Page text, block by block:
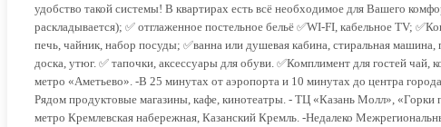
удобство такой системы! В квартирах есть всё необходимое для Вашего
раскладывается); ✅ отглаженное постельное бельё ✅WI-FI, кабельное TV;
печь, чайник, набор посуды; ✅ванна или душевая кабина, стиральная
доска, утюг. ✅ тапочки, аксессуары для обуви. ✅Комплимент для гостей
метро «Аметьево». -В 25 минутах от аэропорта и 10 минутах до центра
Рядом продуктовые магазины, кафе, кинотеатры. - ТЦ «Казань Молл»,
метро Кремлевская набережная, Казанский Кремль. -Недалеко